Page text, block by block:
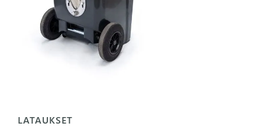
LATAUKSET